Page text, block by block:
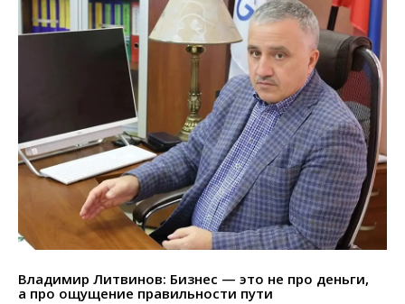
Владимир Литвинов: Бизнес — это не про деньги,
а про ощущение правильности пути